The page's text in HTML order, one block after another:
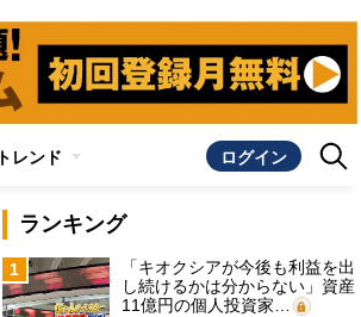
トレンド ログイン
ランキング
1
「キオクシアが今後も利益を出
し続けるかは分からない」資産
11億円の個人投資家…